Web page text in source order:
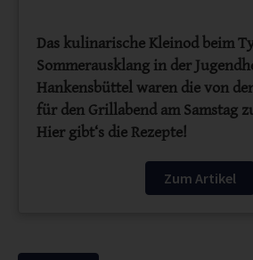
Das kulinarische Kleinod beim
Sommerausklang in der
Hankensbüttel waren die von
für den Grillabend am Samstag
Hier gibt‘s die Rezepte!
Zum Artikel